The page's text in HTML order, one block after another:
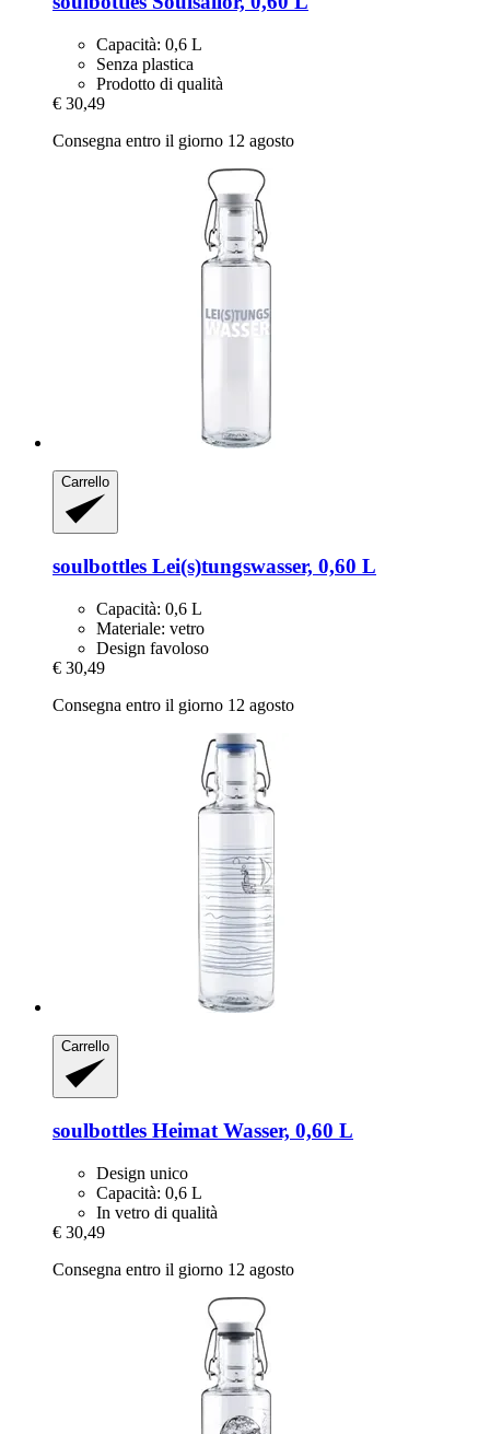
Capacità: 0,6 L
Senza plastica
Prodotto di qualità
€ 30,49
Consegna entro il giorno 12 agosto
Carrello
soulbottles Lei(s)tungswasser, 0,60 L
Capacità: 0,6 L
Materiale: vetro
Design favoloso
€ 30,49
Consegna entro il giorno 12 agosto
Carrello
soulbottles Heimat Wasser, 0,60 L
Design unico
Capacità: 0,6 L
In vetro di qualità
€ 30,49
Consegna entro il giorno 12 agosto